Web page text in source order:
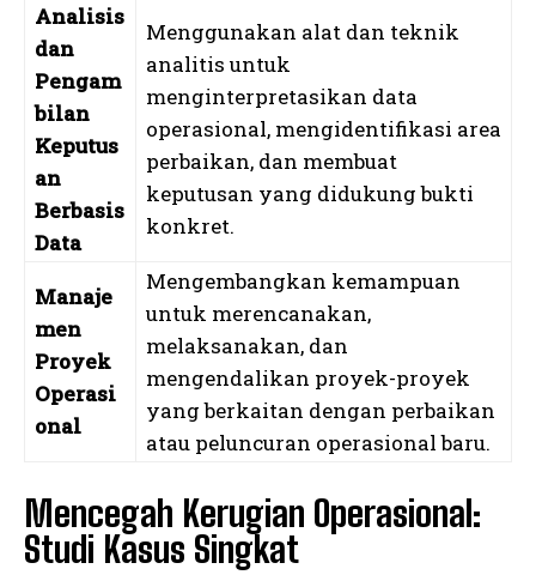
Analisis
dan
Pengam
bilan
Keputus
an
Berbasis
Data
Menggunakan alat dan teknik
analitis untuk
menginterpretasikan data
operasional, mengidentifikasi area
perbaikan, dan membuat
keputusan yang didukung bukti
konkret.
Manaje
men
Proyek
Operasi
onal
Mengembangkan kemampuan
untuk merencanakan,
melaksanakan, dan
mengendalikan proyek-proyek
yang berkaitan dengan perbaikan
atau peluncuran operasional baru.
Mencegah Kerugian Operasional:
Studi Kasus Singkat